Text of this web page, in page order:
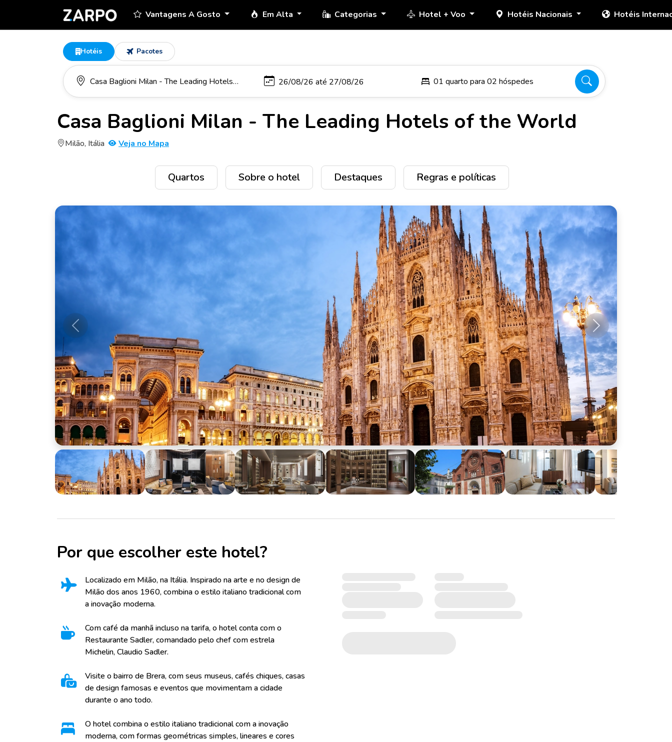
Vantagens A Gosto Em Alta Categorias Hotel + Voo Hotéis Nacionais Hotéis
Hotéis Pacotes
01 quarto para 02 hóspedes
Casa Baglioni Milan - The Leading Hotels of the World
Milão, Itália Veja no Mapa
Quartos Sobre o hotel Destaques Regras e políticas
Anterior Próximo
Por que escolher este hotel?
Localizado em Milão, na Itália. Inspirado na arte e no design de
Milão dos anos 1960, combina o estilo italiano tradicional com
a inovação moderna.
Com café da manhã incluso na tarifa, o hotel conta com o
Restaurante Sadler, comandado pelo chef com estrela
Michelin, Claudio Sadler.
Visite o bairro de Brera, com seus museus, cafés chiques, casas
de design famosas e eventos que movimentam a cidade
durante o ano todo.
O hotel combina o estilo italiano tradicional com a inovação
moderna, com formas geométricas simples, lineares e cores